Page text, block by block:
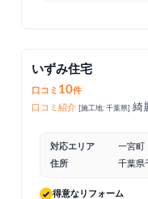
いずみ住宅
口コミ 10件
口コミ紹介 [施工地: 千葉県] 綺
対応エリア
一宮町
住所
千葉県
得意なリフォーム